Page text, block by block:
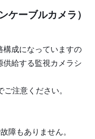
ケーブルカメラ）
構成になっていますの
給する監視カメラシ
注意ください。
障もありません。